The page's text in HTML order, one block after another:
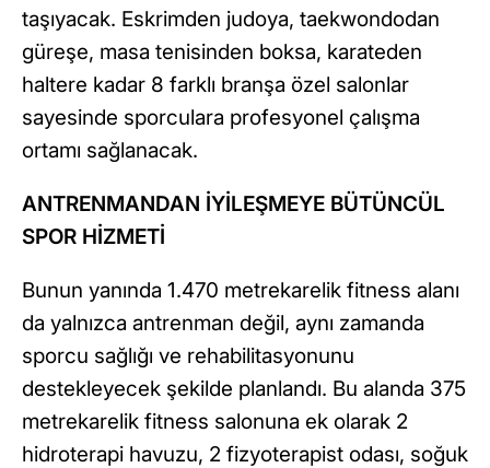
taşıyacak. Eskrimden judoya, taekwondodan
güreşe, masa tenisinden boksa, karateden
haltere kadar 8 farklı branşa özel salonlar
sayesinde sporculara profesyonel çalışma
ortamı sağlanacak.
ANTRENMANDAN İYİLEŞMEYE BÜTÜNCÜL
SPOR HİZMETİ
Bunun yanında 1.470 metrekarelik fitness alanı
da yalnızca antrenman değil, aynı zamanda
sporcu sağlığı ve rehabilitasyonunu
destekleyecek şekilde planlandı. Bu alanda 375
metrekarelik fitness salonuna ek olarak 2
hidroterapi havuzu, 2 fizyoterapist odası, soğuk